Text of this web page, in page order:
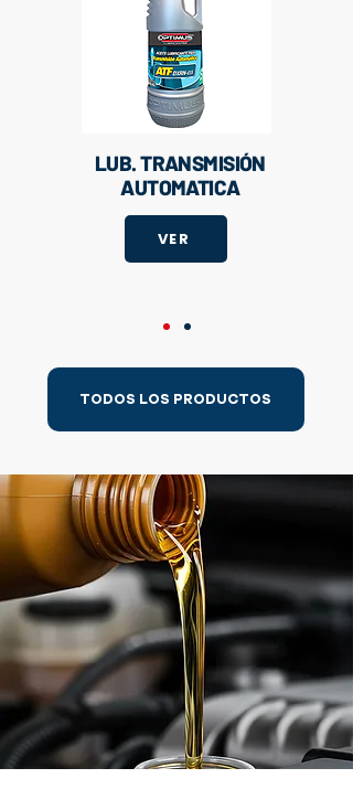
LUB. TRANSMISIÓN
AUTOMATICA
VER
TODOS LOS PRODUCTOS